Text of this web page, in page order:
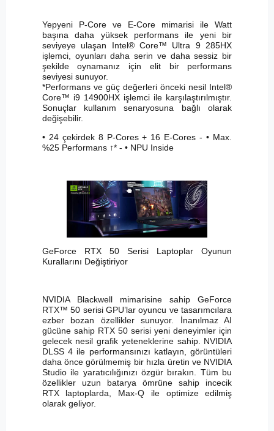
Yepyeni P-Core ve E-Core mimarisi ile Watt
başına daha yüksek performans ile yeni bir
seviyeye ulaşan Intel® Core™ Ultra 9 285HX
işlemci, oyunları daha serin ve daha sessiz bir
şekilde oynamanız için elit bir performans
seviyesi sunuyor.
*Performans ve güç değerleri önceki nesil Intel®
Core™ i9 14900HX işlemci ile karşılaştırılmıştır.
Sonuçlar kullanım senaryosuna bağlı olarak
değişebilir.
• 24 çekirdek 8 P-Cores + 16 E-Cores - • Max.
%25 Performans ↑* - • NPU Inside
GeForce RTX 50 Serisi Laptoplar Oyunun
Kurallarını Değiştiriyor
NVIDIA Blackwell mimarisine sahip GeForce
RTX™ 50 serisi GPU’lar oyuncu ve tasarımcılara
ezber bozan özellikler sunuyor. İnanılmaz AI
gücüne sahip RTX 50 serisi yeni deneyimler için
gelecek nesil grafik yeteneklerine sahip. NVIDIA
DLSS 4 ile performansınızı katlayın, görüntüleri
daha önce görülmemiş bir hızla üretin ve NVIDIA
Studio ile yaratıcılığınızı özgür bırakın. Tüm bu
özellikler uzun batarya ömrüne sahip incecik
RTX laptoplarda, Max-Q ile optimize edilmiş
olarak geliyor.